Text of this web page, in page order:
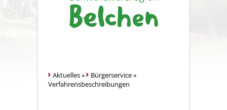
Aktuelles» Bürgerservice»
Verfahrensbeschreibungen